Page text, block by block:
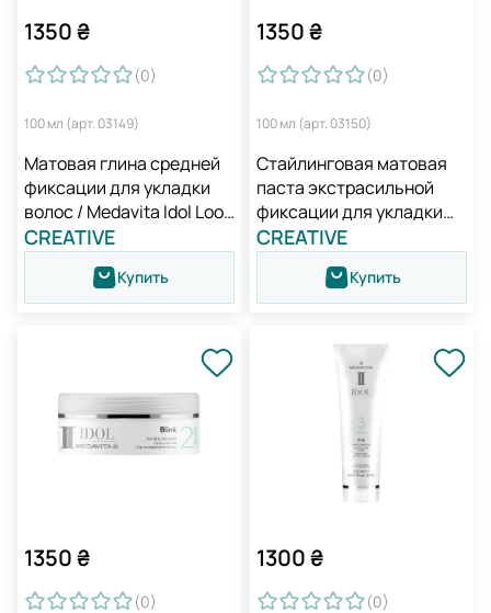
1350₴
(0)
100 мл (арт. 03149)
Матовая глина средней
фиксации для укладки
волос / Medavita Idol Look
Mate Clay Pomade
CREATIVE
Купить
1350₴
(0)
100 мл (арт. 03150)
Стайлинговая матовая
паста экстрасильной
фиксации для укладки
волос / Medavita Idol
Blackjack Matte Paste
CREATIVE
Купить
1350₴
(0)
1300₴
(0)